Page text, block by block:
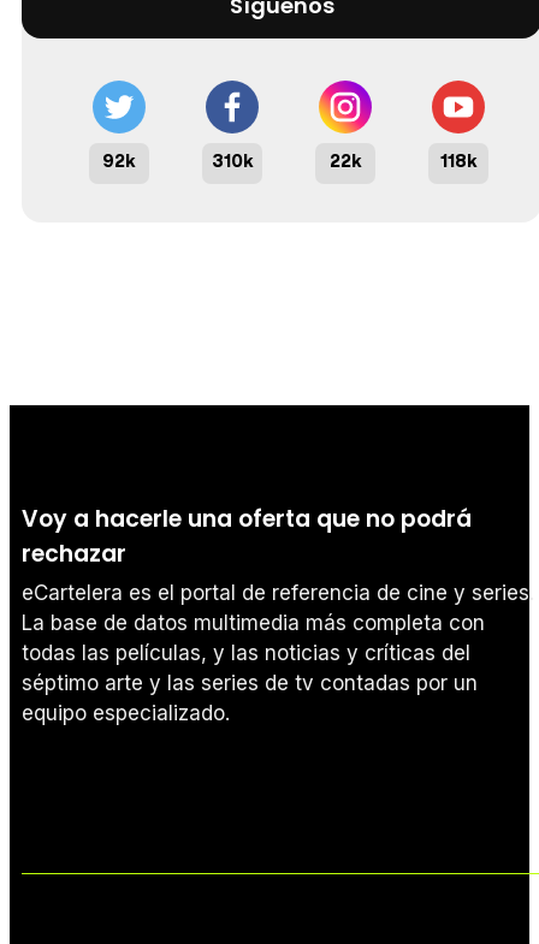
92k 310k 22k 118k
Voy a hacerle una oferta que no podrá
rechazar
eCartelera es el portal de referencia de cine y series.
La base de datos multimedia más completa con
todas las películas, y las noticias y críticas del
séptimo arte y las series de tv contadas por un
equipo especializado.